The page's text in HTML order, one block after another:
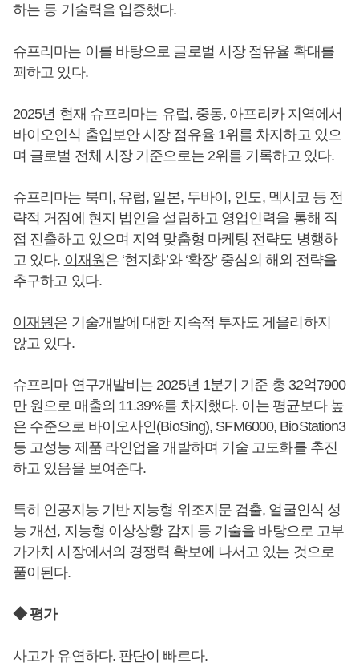
하는 등 기술력을 입증했다.
슈프리마는 이를 바탕으로 글로벌 시장 점유율 확대를
꾀하고 있다.
2025년 현재 슈프리마는 유럽, 중동, 아프리카 지역에서
바이오인식 출입보안 시장 점유율 1위를 차지하고 있으
며 글로벌 전체 시장 기준으로는 2위를 기록하고 있다.
슈프리마는 북미, 유럽, 일본, 두바이, 인도, 멕시코 등 전
략적 거점에 현지 법인을 설립하고 영업인력을 통해 직
접 진출하고 있으며 지역 맞춤형 마케팅 전략도 병행하
고 있다. 이재원은 ‘현지화’와 ‘확장’ 중심의 해외 전략을
추구하고 있다.
이재원은 기술개발에 대한 지속적 투자도 게을리하지
않고 있다.
슈프리마 연구개발비는 2025년 1분기 기준 총 32억7900
만 원으로 매출의 11.39%를 차지했다. 이는 평균보다 높
은 수준으로 바이오사인(BioSing), SFM6000, BioStation3
등 고성능 제품 라인업을 개발하며 기술 고도화를 추진
하고 있음을 보여준다.
특히 인공지능 기반 지능형 위조지문 검출, 얼굴인식 성
능 개선, 지능형 이상상황 감지 등 기술을 바탕으로 고부
가가치 시장에서의 경쟁력 확보에 나서고 있는 것으로
풀이된다.
◆ 평가
사고가 유연하다. 판단이 빠르다.